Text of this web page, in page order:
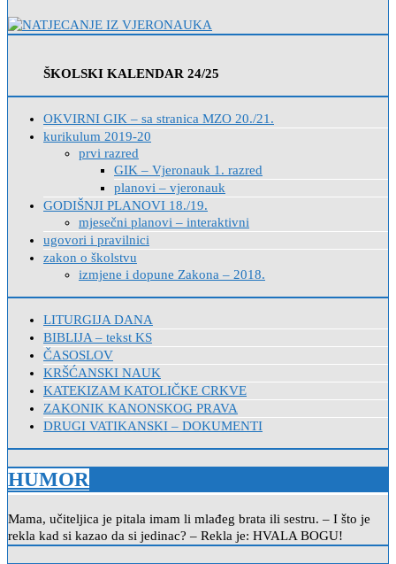
ŠKOLSKI KALENDAR 24/25
OKVIRNI GIK – sa stranica MZO 20./21.
kurikulum 2019-20
prvi razred
GIK – Vjeronauk 1. razred
planovi – vjeronauk
GODIŠNJI PLANOVI 18./19.
mjesečni planovi – interaktivni
ugovori i pravilnici
zakon o školstvu
izmjene i dopune Zakona – 2018.
LITURGIJA DANA
BIBLIJA – tekst KS
ČASOSLOV
KRŠĆANSKI NAUK
KATEKIZAM KATOLIČKE CRKVE
ZAKONIK KANONSKOG PRAVA
DRUGI VATIKANSKI – DOKUMENTI
HUMOR
Mama, učiteljica je pitala imam li mlađeg brata ili sestru. – I što je
rekla kad si kazao da si jedinac? – Rekla je: HVALA BOGU!